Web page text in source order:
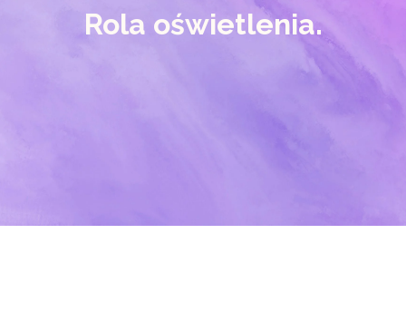
Rola oświetlenia.